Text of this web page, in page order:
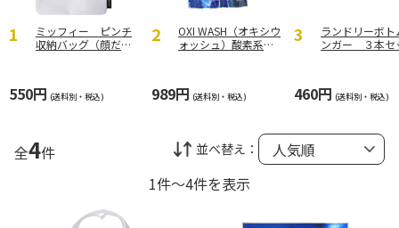
ミッフィー ピンチ
収納バッグ（顔だけ
550円 (送料別・税込)
OXI WASH（オキシウ
ォッシュ）酸素系漂
989円 (送料別・税込)
ランドリーボト
ンガー ３本セ
460円 (送料別・税込)
全4件 並べ替え：
1件～4件を表示